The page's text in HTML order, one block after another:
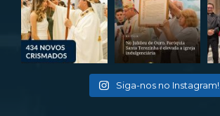
Siga-nos no Instagram!